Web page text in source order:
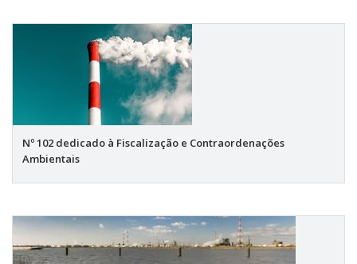
Nº 102 dedicado à Fiscalização e Contraordenações
Ambientais